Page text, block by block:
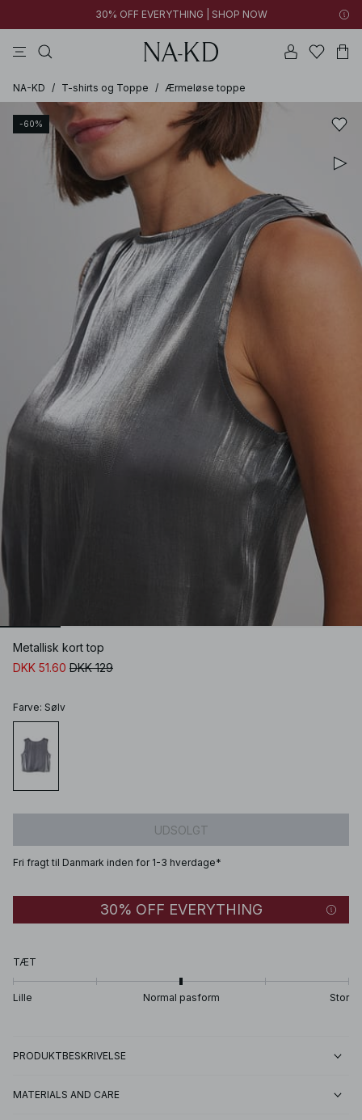
30% OFF EVERYTHING | SHOP NOW
NA-KD / T-shirts og Toppe / Ærmeløse toppe
-60%
Metallisk kort top
DKK 51.60 DKK 129
Farve: Sølv
UDSOLGT
Fri fragt til Danmark inden for 1-3 hverdage*
30% OFF EVERYTHING
TÆT
Lille Normal pasform Stor
PRODUKTBESKRIVELSE
MATERIALS AND CARE